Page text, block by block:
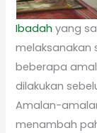
Ibadah yang
melaksanakan
beberapa
dilakukan
Amalan-
menambah